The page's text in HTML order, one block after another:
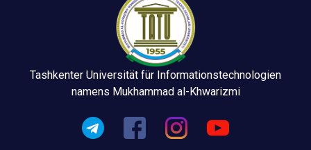
Tashkenter Universität für Informationstechnologien
namens Mukhammad al-Khwarizmi